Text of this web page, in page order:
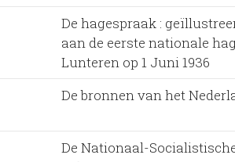
De hagespraak :
aan de eerste nationale
Lunteren op 1 Juni 1936
De bronnen van het
De Nationaal-